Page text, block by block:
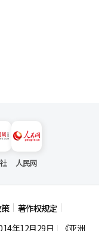
人民网
著作权规定
年12月29日 《亚洲